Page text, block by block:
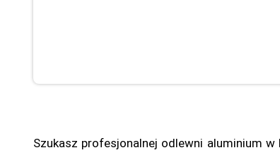
Szukasz profesjonalnej odlewni aluminium